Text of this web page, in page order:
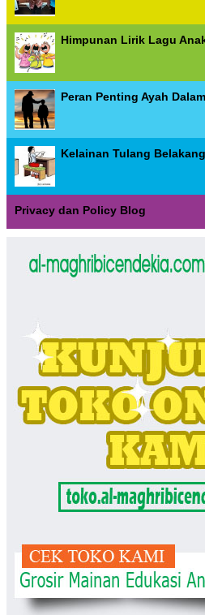
Himpunan Lirik Lagu
Peran Penting Ayah
Kelainan Tulang
Privacy dan Policy Blog